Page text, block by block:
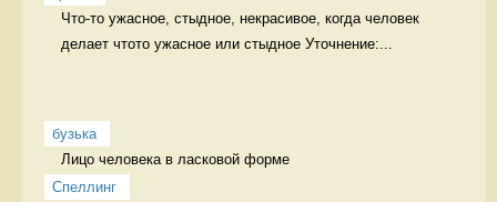
Что-то ужасное, стыдное, некрасивое, когда человек
делает чтото ужасное или стыдное Уточнение:...
бузька
Лицо человека в ласковой форме
Спеллинг